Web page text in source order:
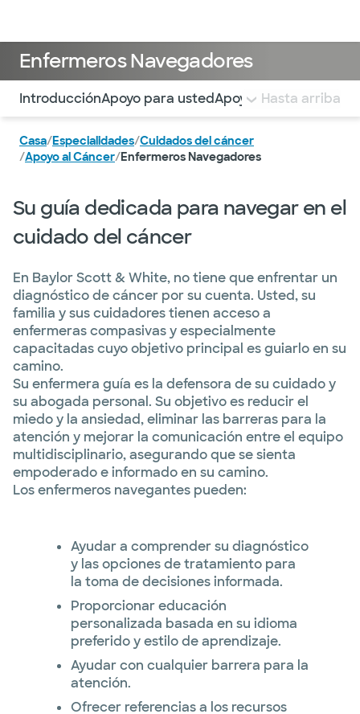
Enfermeros Navegadores
Utilice esta navegación para saltar rápidamente a
IntroducciónApoyo para ustedApoyo a las familias
Hasta arriba
Casa/Especialidades/Cuidados del cáncer
/Apoyo al Cáncer/Enfermeros Navegadores
Su guía dedicada para navegar en el
cuidado del cáncer
En Baylor Scott & White, no tiene que enfrentar un
diagnóstico de cáncer por su cuenta. Usted, su
familia y sus cuidadores tienen acceso a
enfermeras compasivas y especialmente
capacitadas cuyo objetivo principal es guiarlo en su
camino.
Su enfermera guía es la defensora de su cuidado y
su abogada personal. Su objetivo es reducir el
miedo y la ansiedad, eliminar las barreras para la
atención y mejorar la comunicación entre el equipo
multidisciplinario, asegurando que se sienta
empoderado e informado en su camino.
Los enfermeros navegantes pueden:
Ayudar a comprender su diagnóstico
y las opciones de tratamiento para
la toma de decisiones informada.
Proporcionar educación
personalizada basada en su idioma
preferido y estilo de aprendizaje.
Ayudar con cualquier barrera para la
atención.
Ofrecer referencias a los recursos